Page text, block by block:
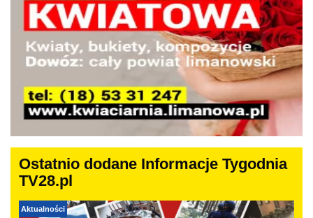
Ostatnio dodane Informacje Tygodnia
TV28.pl
Aktualności